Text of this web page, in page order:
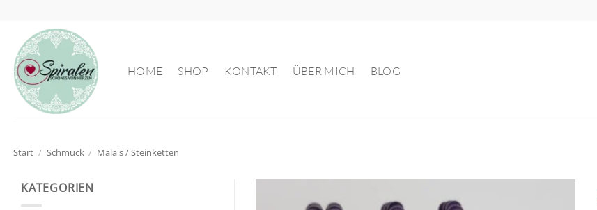
springen
HOME SHOP KONTAKT ÜBER MICH BLOG
Start / Schmuck / Mala's / Steinketten
KATEGORIEN